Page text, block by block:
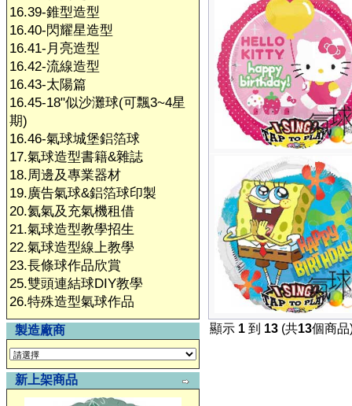
16.39-錐型造型
16.40-閃耀星造型
16.41-月亮造型
16.42-流線造型
16.43-太陽篇
16.45-18"似沙灘球(可飄3~4星
期)
16.46-氣球城堡鋁箔球
17.氣球造型書籍&雜誌
18.周邊及專業器材
19.廣告氣球&鋁箔球印製
20.氦氣及充氣機租借
21.氣球造型教學招生
22.氣球造型線上教學
23.長條球作品欣賞
25.雙頭連結球DIY教學
26.特殊造型氣球作品
製造廠商
新上架商品
顯示 1 到 13 (共13個商品